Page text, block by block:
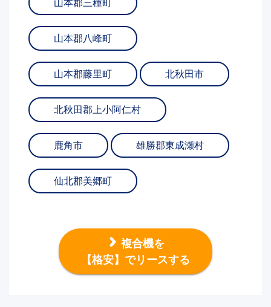
山本郡三種町
山本郡八峰町
山本郡藤里町 北秋田市
北秋田郡上小阿仁村
鹿角市 雄勝郡東成瀬村
仙北郡美郷町
複合機を
【格安】でリースする